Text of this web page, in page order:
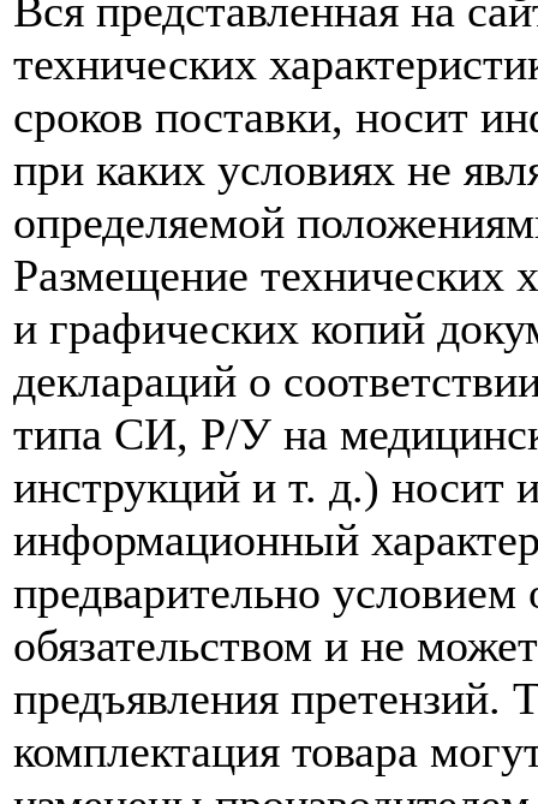
Вся представленная на
технических
сроков поставки, носит
при каких условиях не
определяемой
Размещение технических
и графических копий
деклараций о
типа СИ, Р/У на
инструкций и т. д.) носит
информационный
предварительно условием
обязательством и не
предъявления претензий.
комплектация товара